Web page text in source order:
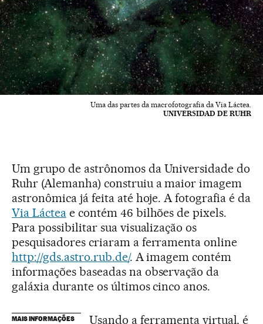
Uma das partes da macrofotografia da Via Láctea.
UNIVERSIDAD DE RUHR
Um grupo de astrônomos da Universidade do
Ruhr (Alemanha) construiu a maior imagem
astronômica já feita até hoje. A fotografia é da
Via Lácteae contém 46 bilhões de pixels.
Para possibilitar sua visualização os
pesquisadores criaram a ferramenta online
http://gds.astro.rub.de/. A imagem contém
informações baseadas na observação da
galáxia durante os últimos cinco anos.
MAIS INFORMAÇÕES
Usando a ferramenta virtual, é